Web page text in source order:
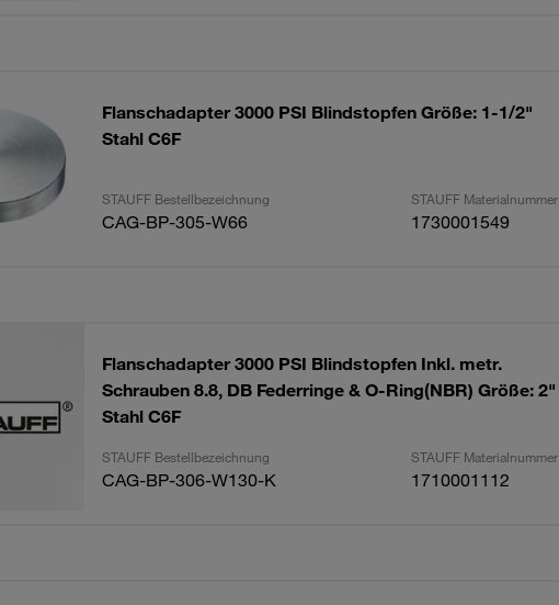
Flanschadapter 3000 PSI Blindstopfen Größe: 1-1/2"
Stahl C6F
STAUFF Bestellbezeichnung STAUFF Materialnummer
CAG-BP-305-W66 1730001549
Flanschadapter 3000 PSI Blindstopfen Inkl. metr.
Schrauben 8.8, DB Federringe & O-Ring(NBR) Größe: 2"
Stahl C6F
STAUFF Bestellbezeichnung STAUFF Materialnummer
CAG-BP-306-W130-K 1710001112